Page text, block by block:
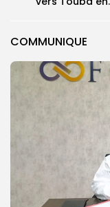
COMMUNIQUE